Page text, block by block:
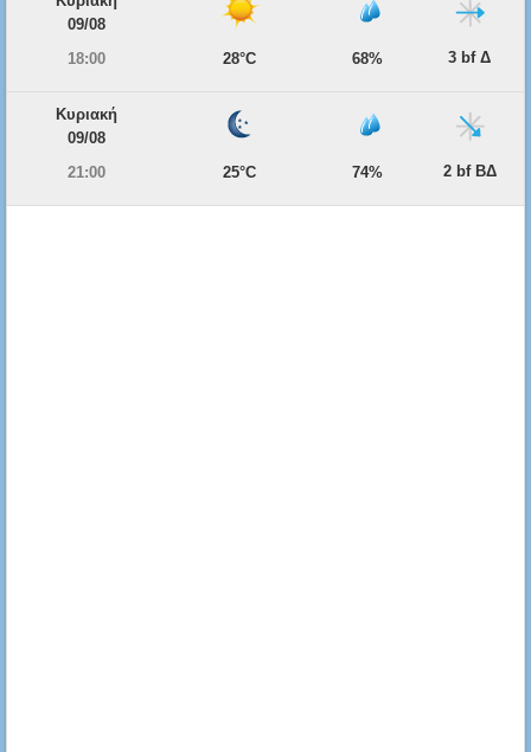
09/08
18:00
28°C 68% 3 bf Δ
Κυριακή
09/08
21:00
25°C 74% 2 bf ΒΔ